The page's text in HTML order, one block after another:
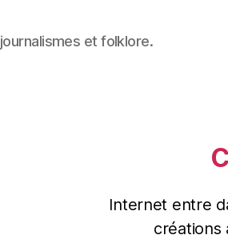
journalismes et folklore.
Internet entre
créations